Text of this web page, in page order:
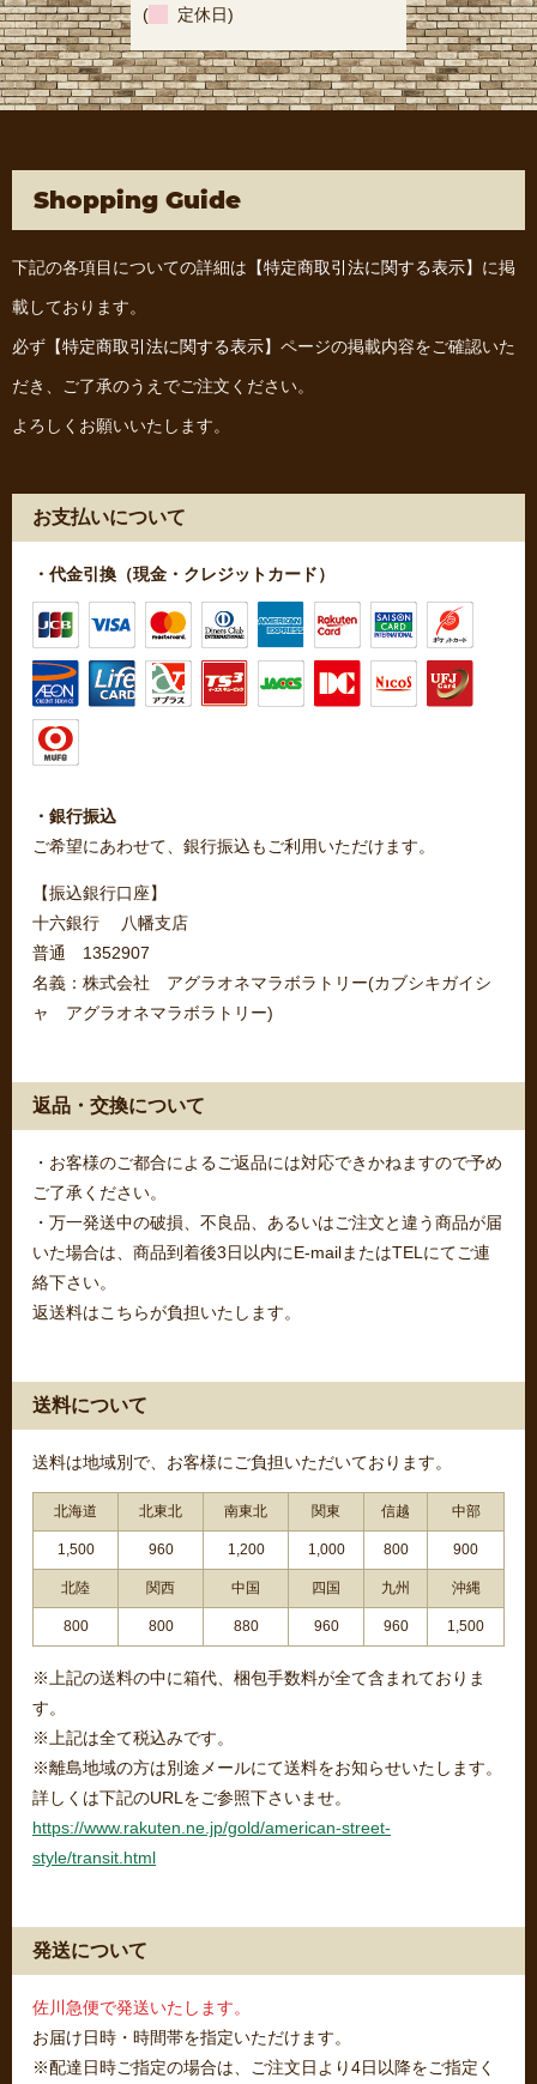
( 定休日)
Shopping Guide
下記の各項目についての詳細は 【特定商取引法に関する表示】 に掲
載しております。
必ず 【特定商取引法に関する表示】 ページの掲載内容をご確認いた
だき、ご了承のうえでご注文ください。
よろしくお願いいたします。
お支払いについて
・代金引換（現金・クレジットカード）
・銀行振込
ご希望にあわせて、銀行振込もご利用いただけます。
【振込銀行口座】
十六銀行 八幡支店
普通 1352907
名義：株式会社 アグラオネマラボラトリー(カブシキガイシ
ャ アグラオネマラボラトリー)
返品・交換について
・お客様のご都合によるご返品には対応できかねますので予め
ご了承ください。
・万一発送中の破損、不良品、あるいはご注文と違う商品が届
いた場合は、商品到着後3日以内にE-mailまたはTELにてご連
絡下さい。
返送料はこちらが負担いたします。
送料について
送料は地域別で、お客様にご負担いただいております。
北海道 北東北 南東北 関東 信越 中部
1,500 960 1,200 1,000 800 900
北陸 関西 中国 四国 九州 沖縄
800 800 880 960 960 1,500
※上記の送料の中に箱代、梱包手数料が全て含まれておりま
す。
※上記は全て税込みです。
※離島地域の方は別途メールにて送料をお知らせいたします。
詳しくは下記のURLをご参照下さいませ。
https://www.rakuten.ne.jp/gold/american-street-
style/transit.html
発送について
佐川急便で発送いたします。
お届け日時・時間帯を指定いただけます。
※配達日時ご指定の場合は、ご注文日より4日以降をご指定く